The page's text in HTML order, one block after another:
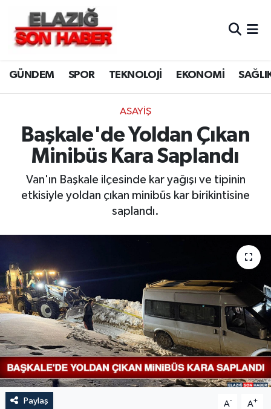
GÜNDEM SPOR TEKNOLOJİ EKONOMİ
ASAYİŞ
Başkale'de Yoldan Çıkan
Minibüs Kara Saplandı
Van'ın Başkale ilçesinde kar yağışı ve tipinin
etkisiyle yoldan çıkan minibüs kar birikintisine
saplandı.
Paylaş A- A+
CANLI YAYIN
ASAYİŞ
BİLİM VE TEKNOLOJİ
DÜNYA
EKONOMİ
GENEL
GÜNDEM
HABERDE İNSAN
KÜLTÜR-SANAT
MAGAZİN
Merkez Hava Durumu
Merkez Trafik Yoğunluk Haritası
Süper Lig Puan Durumu ve Fikstür
Tüm Manşetler
Haber Arşivi